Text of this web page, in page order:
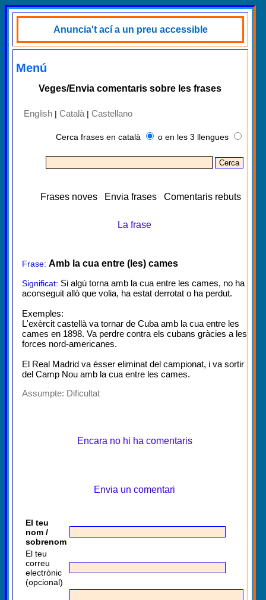
Anuncia't ací a un preu accessible
Menú
Veges/Envia comentaris sobre les frases
English | Català | Castellano
Cerca frases en català o en les 3 llengues
Frases noves Envia frases Comentaris rebuts
La frase
Frase: Amb la cua entre (les) cames
Significat: Si algú torna amb la cua entre les cames, no ha
aconseguit allò que volia, ha estat derrotat o ha perdut.
Exemples:
L'exèrcit castellà va tornar de Cuba amb la cua entre les
cames en 1898. Va perdre contra els cubans gràcies a les
forces nord-americanes.
El Real Madrid va ésser eliminat del campionat, i va sortir
del Camp Nou amb la cua entre les cames.
Assumpte: Dificultat
Encara no hi ha comentaris
Envia un comentari
El teu
nom /
sobrenom
El teu
correu
electrònic
(opcional)